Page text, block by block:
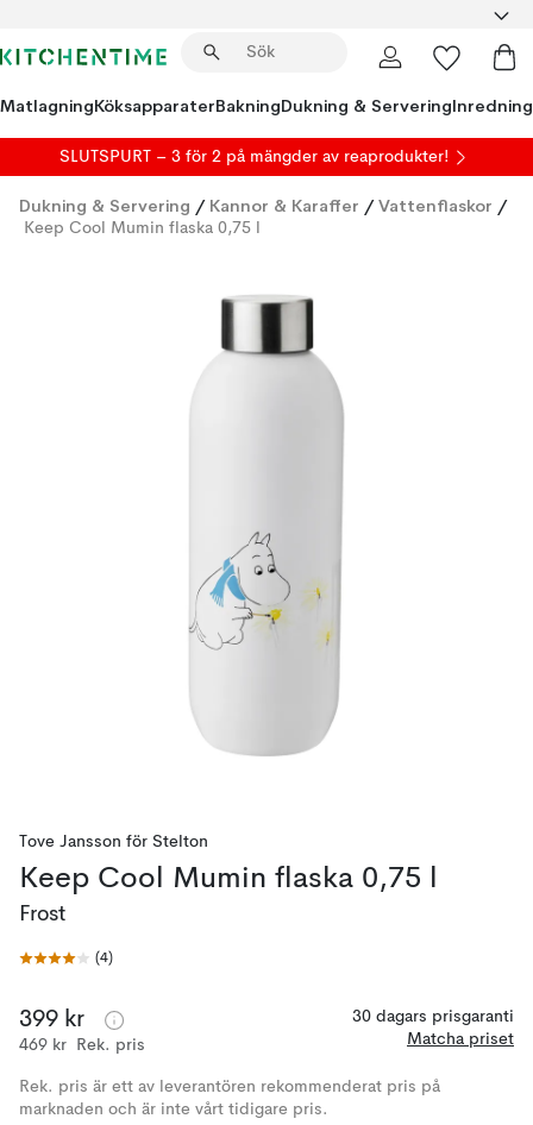
MatlagningKöksapparaterBakningDukning & ServeringInredning
SLUTSPURT – 3 för 2 på mängder av reaprodukter!
Dukning & Servering / Kannor & Karaffer / Vattenflaskor /
Keep Cool Mumin flaska 0,75 l
Tove Jansson för Stelton
Keep Cool Mumin flaska 0,75 l
Frost
(4)
399 kr
469 kr Rek. pris
30 dagars prisgaranti
Matcha priset
Rek. pris är ett av leverantören rekommenderat pris på
marknaden och är inte vårt tidigare pris.